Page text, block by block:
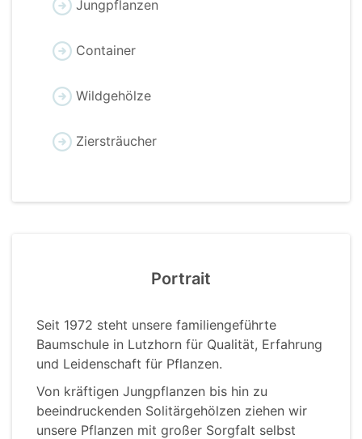
Jungpflanzen
Container
Wildgehölze
Ziersträucher
Portrait
Seit 1972 steht unsere familiengeführte
Baumschule in Lutzhorn für Qualität, Erfahrung
und Leidenschaft für Pflanzen.
Von kräftigen Jungpflanzen bis hin zu
beeindruckenden Solitärgehölzen ziehen wir
unsere Pflanzen mit großer Sorgfalt selbst